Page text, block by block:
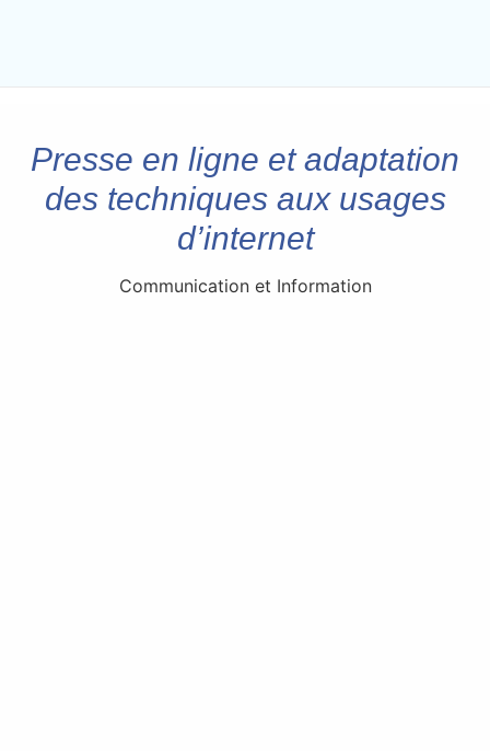
Presse en ligne et adaptation
des techniques aux usages
d’internet
Communication et Information